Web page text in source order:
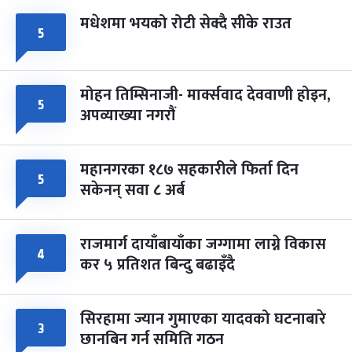
५ मधेशमा भयको रोटी सेक्दै सीके राउत
५ मोहन तिम्सिनाजी- मार्क्सवाद देववाणी होइन,
अपव्याख्या नगरौं
५ महानगरका १८७ सहकारीले फिर्ता दिन
सकेनन् सवा ८ अर्ब
४ राजमार्ग दायाँबायाँका जग्गामा लाग्ने विकास
कर ५ प्रतिशत बिन्दु बढाइँदै
३ सिरहामा ज्यान गुमाएका यादवको घटनाबारे
छानबिन गर्न समिति गठन